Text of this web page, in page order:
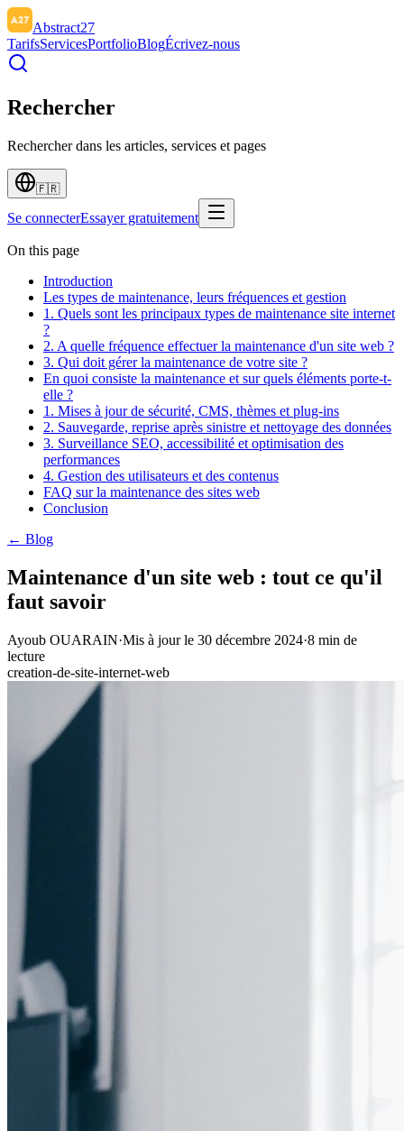
Abstract27
TarifsServicesPortfolioBlogÉcrivez-nous
Rechercher
Rechercher dans les articles, services et pages
🇫🇷
Se connecterEssayer gratuitement
On this page
Introduction
Les types de maintenance, leurs fréquences et gestion
1. Quels sont les principaux types de maintenance site internet
?
2. A quelle fréquence effectuer la maintenance d'un site web ?
3. Qui doit gérer la maintenance de votre site ?
En quoi consiste la maintenance et sur quels éléments porte-t-
elle ?
1. Mises à jour de sécurité, CMS, thèmes et plug-ins
2. Sauvegarde, reprise après sinistre et nettoyage des données
3. Surveillance SEO, accessibilité et optimisation des
performances
4. Gestion des utilisateurs et des contenus
FAQ sur la maintenance des sites web
Conclusion
← Blog
Maintenance d'un site web : tout ce qu'il
faut savoir
Ayoub OUARAIN·Mis à jour le 30 décembre 2024·8 min de
lecture
creation-de-site-internet-web